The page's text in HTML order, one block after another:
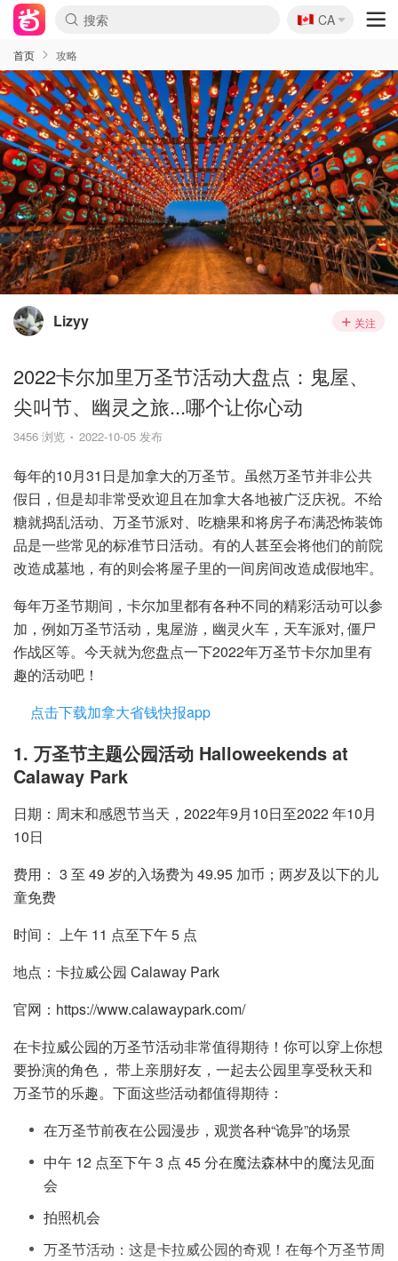
🇨🇦
CA
首页 攻略
Lizyy 关注
2022卡尔加里万圣节活动大盘点：鬼屋、
尖叫节、幽灵之旅...哪个让你心动
3456 浏览 2022-10-05 发布
每年的10月31日是加拿大的万圣节。虽然万圣节并非公共
假日，但是却非常受欢迎且在加拿大各地被广泛庆祝。不给
糖就捣乱活动、万圣节派对、吃糖果和将房子布满恐怖装饰
品是一些常见的标准节日活动。有的人甚至会将他们的前院
改造成墓地，有的则会将屋子里的一间房间改造成假地牢。
每年万圣节期间，卡尔加里都有各种不同的精彩活动可以参
加，例如万圣节活动，鬼屋游，幽灵火车，天车派对, 僵尸
作战区等。今天就为您盘点一下2022年万圣节卡尔加里有
趣的活动吧！
点击下载加拿大省钱快报app
1. 万圣节主题公园活动 Halloweekends at
Calaway Park
日期：周末和感恩节当天，2022年9月10日至2022 年10月
10日
费用： 3 至 49 岁的入场费为 49.95 加币；两岁及以下的儿
童免费
时间： 上午 11 点至下午 5 点
地点：卡拉威公园 Calaway Park
官网：https://www.calawaypark.com/
在卡拉威公园的万圣节活动非常值得期待！你可以穿上你想
要扮演的角色， 带上亲朋好友，一起去公园里享受秋天和
万圣节的乐趣。下面这些活动都值得期待：
在万圣节前夜在公园漫步，观赏各种“诡异”的场景
中午 12 点至下午 3 点 45 分在魔法森林中的魔法见面
会
拍照机会
万圣节活动：这是卡拉威公园的奇观！在每个万圣节周